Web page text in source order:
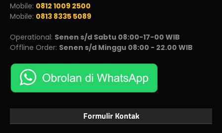
Mobile: 0812 1009 2500
Mobile: 0813 8335 5089
Operational: Senen s/d Sabtu 08:00-17-00 WIB
Offline Order: Senen s/d Minggu 08:00 - 22.00 WIB
Formulir Kontak